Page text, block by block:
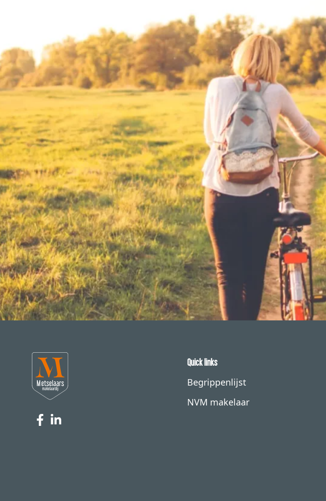
Quick links
Begrippenlijst
NVM makelaar